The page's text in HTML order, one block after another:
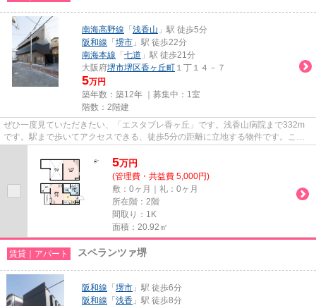
南海高野線 「 浅香山 」駅 徒歩5分
阪和線 「 堺市 」駅 徒歩22分
南海本線 「 七道 」駅 徒歩21分
大阪府堺市堺区香ヶ丘町 １丁１４－７
5万円
築年数：築12年 ｜募集中： 1室
階数：2階建
ぜひ一度見ていただきたい、「エスタブレ香ヶ丘」です。浅香山病院まで332m
です。駅まで歩いてアクセスできる、徒歩5分の距離に立地する物件です。こち
5万円
(管理費・共益費 5,000円)
敷：0ヶ月｜礼：0ヶ月
所在階：2階
間取り：1K
面積：20.92㎡
賃貸｜アパート スペランツァ堺
阪和線 「 堺市 」駅 徒歩6分
阪和線 「 浅香 」駅 徒歩8分